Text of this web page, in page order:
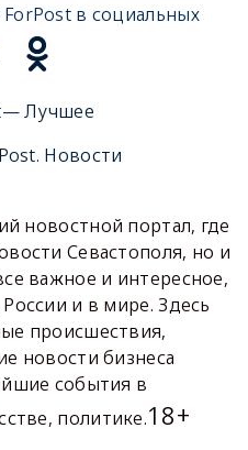
в социальных
Лучшее
Новости
новостной портал, где
Севастополя, но и
важное и интересное,
и в мире. Здесь
происшествия,
новости бизнеса
события в
политике.18+